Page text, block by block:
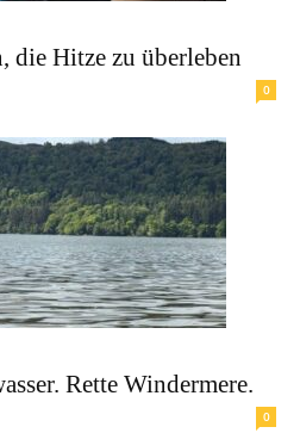
die Hitze zu überleben
0
Rette Windermere.
0